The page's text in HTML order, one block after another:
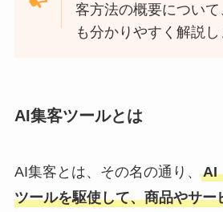
客方法の概要につい
も分かりやすく解説し
AI集客ツールとは
AI集客とは、その名の通り、 AI
ツールを駆使して、商品やサー